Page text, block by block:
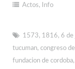
Actos, Info
1573, 1816, 6 de
tucuman, congreso
fundacion de cordoba,